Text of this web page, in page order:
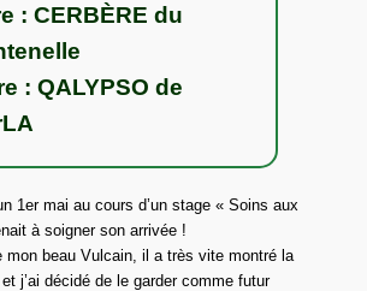
: CERBÈRE du
: QALYPSO de
1er mai au cours d’un stage « Soins aux
à soigner son arrivée !
mon beau Vulcain, il a très vite montré la
j’ai décidé de le garder comme futur